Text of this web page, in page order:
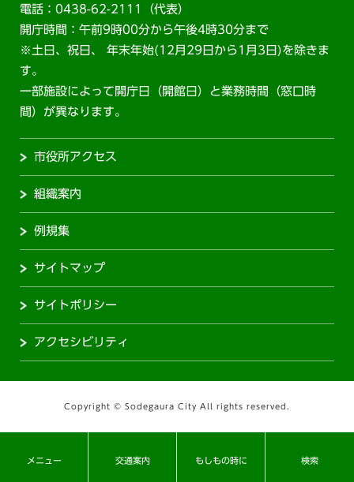
交通案内 もしもの時に
メニュー 検索
電話：0438-62-2111（代表）
開庁時間：午前9時00分から午後4時30分まで
※土日、祝日、 年末年始(12月29日から1月3日)を除きま
す。
一部施設によって開庁日（開館日）と業務時間（窓口時
間）が異なります。
市役所アクセス
組織案内
例規集
サイトマップ
サイトポリシー
アクセシビリティ
Copyright © Sodegaura City All rights reserved.